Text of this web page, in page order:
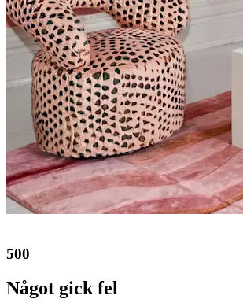
500
Något gick fel